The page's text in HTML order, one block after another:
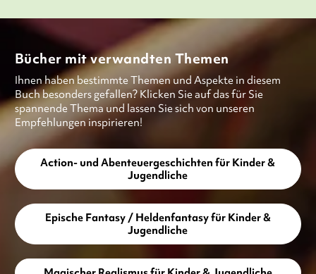
Bücher mit verwandten Themen
Ihnen haben bestimmte Themen und Aspekte in diesem
Buch besonders gefallen? Klicken Sie auf das für Sie
spannende Thema und lassen Sie sich von unseren
Empfehlungen inspirieren!
Action- und Abenteuergeschichten für Kinder &
Jugendliche
Epische Fantasy / Heldenfantasy für Kinder &
Jugendliche